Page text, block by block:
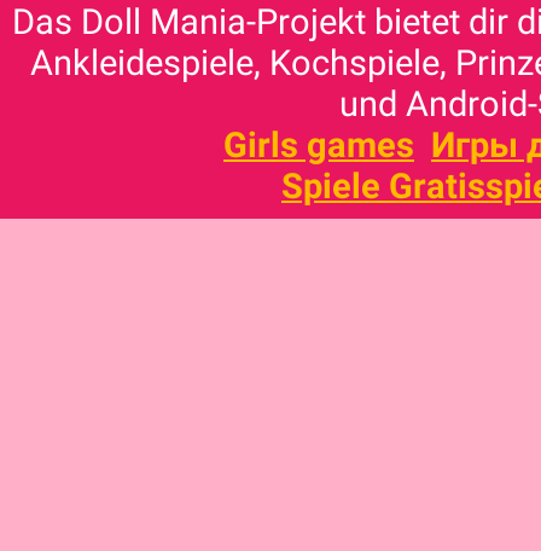
Das Doll Mania-Projekt bietet dir
Ankleidespiele, Kochspiele,
und
Girls games Игры
Spiele